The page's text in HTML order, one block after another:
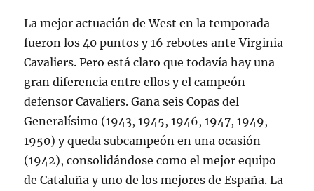
La mejor actuación de West en la temporada
fueron los 40 puntos y 16 rebotes ante Virginia
Cavaliers. Pero está claro que todavía hay una
gran diferencia entre ellos y el campeón
defensor Cavaliers. Gana seis Copas del
Generalísimo (1943, 1945, 1946, 1947, 1949,
1950) y queda subcampeón en una ocasión
(1942), consolidándose como el mejor equipo
de Cataluña y uno de los mejores de España. La